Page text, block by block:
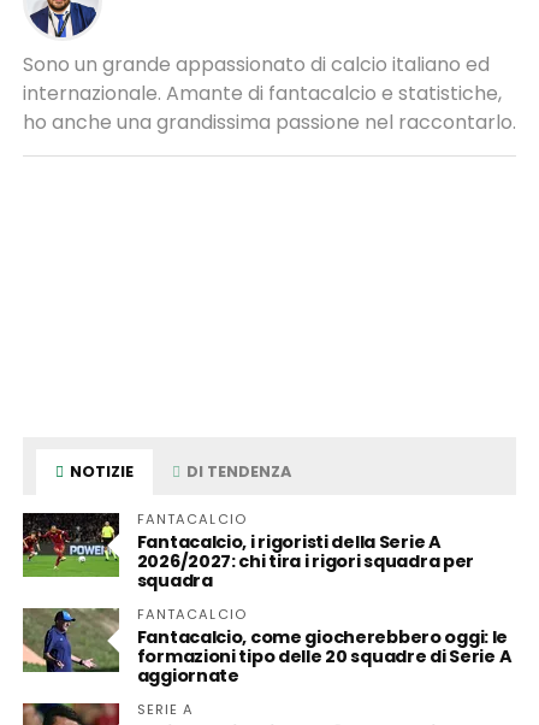
Sono un grande appassionato di calcio italiano ed
internazionale. Amante di fantacalcio e statistiche,
ho anche una grandissima passione nel raccontarlo.
NOTIZIE DI TENDENZA
FANTACALCIO
Fantacalcio, i rigoristi della Serie A
2026/2027: chi tira i rigori squadra per
squadra
FANTACALCIO
Fantacalcio, come giocherebbero oggi: le
formazioni tipo delle 20 squadre di Serie A
aggiornate
SERIE A